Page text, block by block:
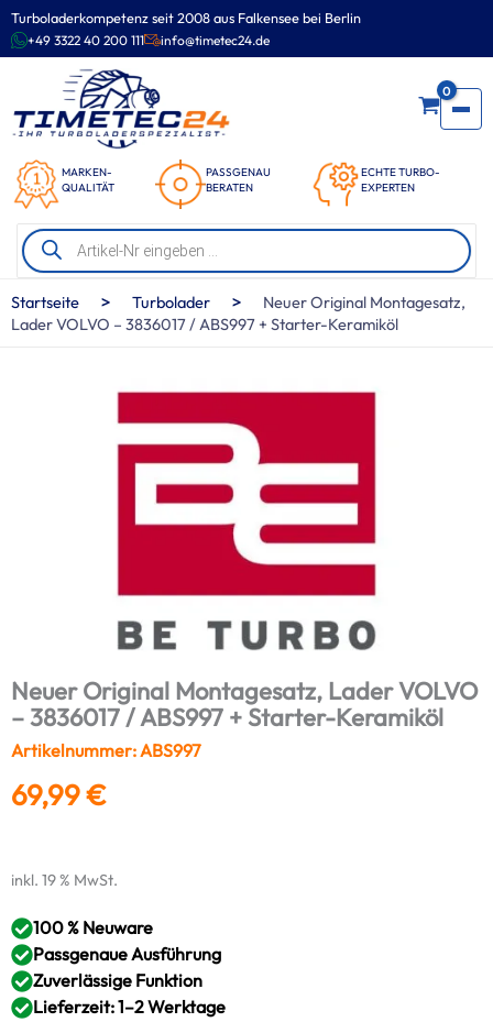
Turboladerkompetenz seit 2008 aus Falkensee bei Berlin
+49 3322 40 200 111 info@timetec24.de
MARKEN-
QUALITÄT
PASSGENAU
BERATEN
ECHTE TURBO-
EXPERTEN
0
Products
search
Zum
Inhalt
springen
Startseite > Turbolader >
Neuer Original Montagesatz,
Lader VOLVO – 3836017 / ABS997 + Starter-Keramiköl
Neuer Original Montagesatz, Lader VOLVO
– 3836017 / ABS997 + Starter-Keramiköl
Artikelnummer: ABS997
69,99€
inkl. 19 % MwSt.
100 % Neuware
Passgenaue Ausführung
Zuverlässige Funktion
Lieferzeit: 1–2 Werktage